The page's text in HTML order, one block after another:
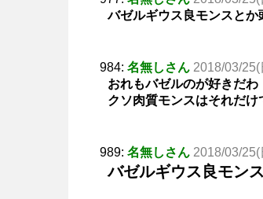
バゼルギウス良モンスとか
984: 名無しさん 2018/03/
おれもバゼルのが好きだわ
クソ肉質モンスはそれだけ
989: 名無しさん 2018/03/
バゼルギウス良モン